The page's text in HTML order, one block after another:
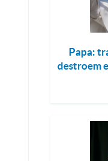
Papa:
destroem